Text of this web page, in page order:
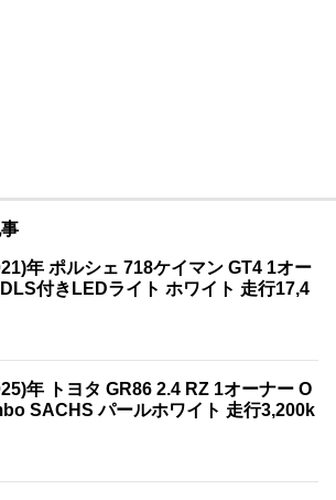
年 ポルシェ 718ケイマン GT4 1オー
付きLEDライト ホワイト 走行17,4
年 トヨタ GR86 2.4 RZ 1オーナー O
SACHS パールホワイト 走行3,200k